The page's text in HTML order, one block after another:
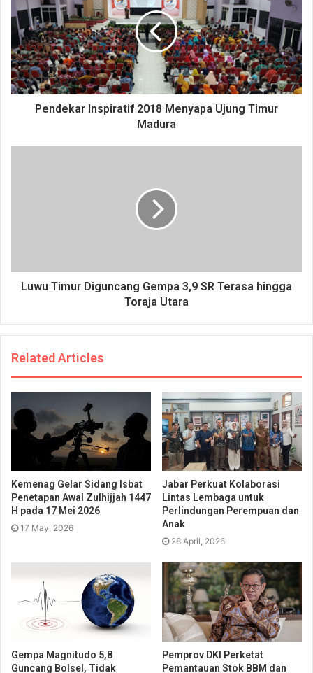
Pendekar Inspiratif 2018 Menyapa Ujung Timur
Madura
Luwu Timur Diguncang Gempa 3,9 SR Terasa hingga
Toraja Utara
Related Articles
Kemenag Gelar Sidang Isbat
Penetapan Awal Zulhijjah 1447
H pada 17 Mei 2026
17 May, 2026
Jabar Perkuat Kolaborasi
Lintas Lembaga untuk
Perlindungan Perempuan dan
Anak
28 April, 2026
Gempa Magnitudo 5,8
Guncang Bolsel, Tidak
Pemprov DKI Perketat
Pemantauan Stok BBM dan